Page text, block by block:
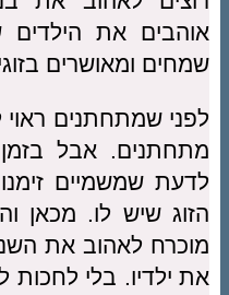
אוהבים את הילדים
שמחים ומאושרים
לפני שמתחתנים ראוי
מתחתנים. אבל בזמן
לדעת שמשמיים
הזוג שיש לו. מכאן
מוכרח לאהוב את
את ילדיו. בלי לחכות